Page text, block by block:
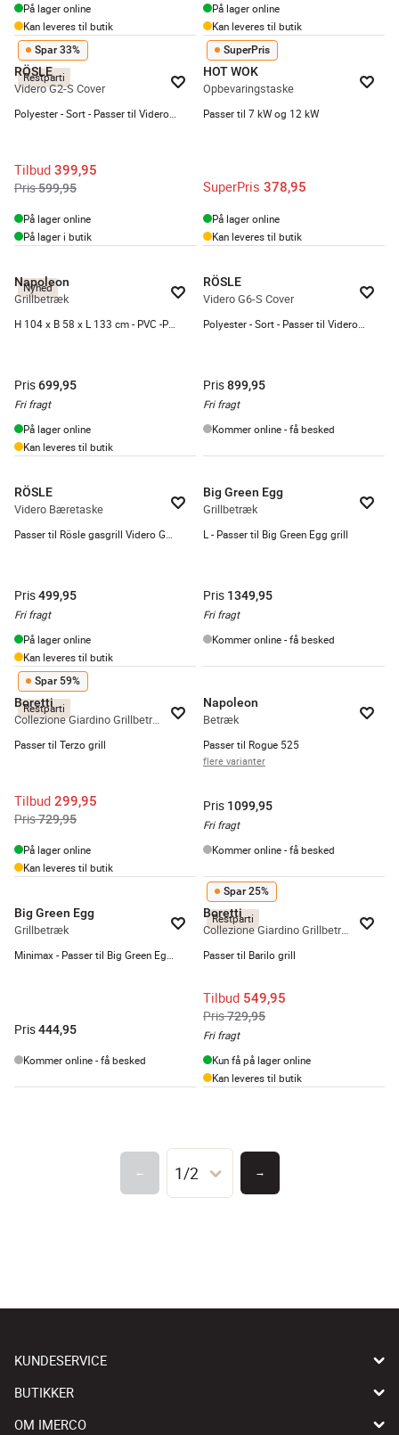
På lager online
Kan leveres til butik
På lager online
Kan leveres til butik
Restparti
Spar 33%
RÖSLE
Videro G2-S Cover
Tilbud 399,95
Pris599,95
På lager online
På lager i butik
SuperPris
HOT WOK
Opbevaringstaske
Passer til 7 kW og 12 kW
SuperPris 378,95
På lager online
Kan leveres til butik
Nyhed
Napoleon
Grillbetræk
Pris699,95
Fri fragt
På lager online
Kan leveres til butik
RÖSLE
Videro G6-S Cover
Pris899,95
Fri fragt
Kommer online - få besked
RÖSLE
Videro Bæretaske
Pris499,95
Fri fragt
På lager online
Kan leveres til butik
Big Green Egg
Grillbetræk
L - Passer til Big Green Egg grill
Pris 1349,95
Fri fragt
Kommer online - få besked
Restparti
Spar 59%
Boretti
Collezione Giardino Grillbetræk
Passer til Terzo grill
Tilbud 299,95
Pris729,95
På lager online
Kan leveres til butik
Napoleon
Betræk
Passer til Rogue 525
flere varianter
Pris 1099,95
Fri fragt
Kommer online - få besked
Big Green Egg
Grillbetræk
Pris444,95
Kommer online - få besked
Restparti
Spar 25%
Boretti
Collezione Giardino Grillbetræk
Passer til Barilo grill
Tilbud 549,95
Pris729,95
Fri fragt
Kun få på lager online
Kan leveres til butik
← 1/2 →
KUNDESERVICE
BUTIKKER
OM IMERCO